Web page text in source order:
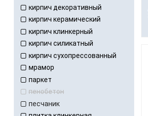
кирпич декоративный
кирпич керамический
кирпич клинкерный
кирпич силикатный
кирпич сухопрессованный
мрамор
паркет
пенобетон
песчаник